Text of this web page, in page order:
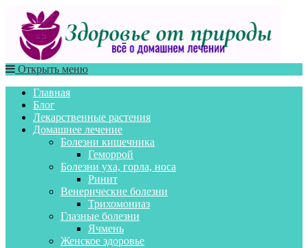
Открыть меню
Главная
Блог
Лекарственные растения
Домашнее лечение
Болезни кишечника
Геморрой
Болезни уха, горла, носа
Ринит
Венерические болезни
Трихомониаз
Глазные болезни
Ячмень
Женское здоровье